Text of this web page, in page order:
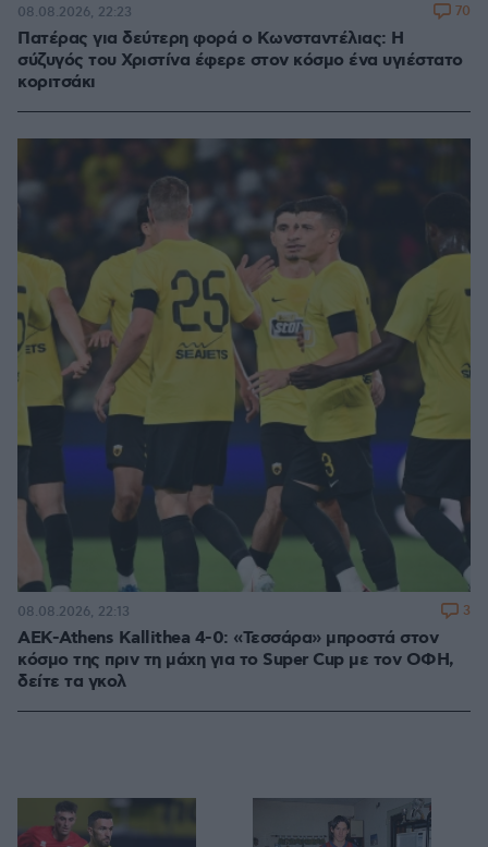
Πατέρας για δεύτερη φορά ο Κωνσταντέλιας: Η
σύζυγός του Χριστίνα έφερε στον κόσμο ένα υγιέστατο
κοριτσάκι
08.08.2026, 22:23 70
ΑΕΚ-Athens Kallithea 4-0: «Τεσσάρα» μπροστά στον
κόσμο της πριν τη μάχη για το Super Cup με τον ΟΦΗ,
δείτε τα γκολ
08.08.2026, 22:13 3